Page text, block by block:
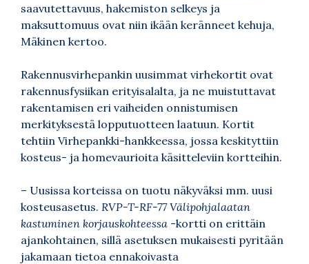
saavutettavuus, hakemiston selkeys ja
maksuttomuus ovat niin ikään keränneet kehuja,
Mäkinen kertoo.
Rakennusvirhepankin uusimmat virhekortit ovat
rakennusfysiikan erityisalalta, ja ne muistuttavat
rakentamisen eri vaiheiden onnistumisen
merkityksestä lopputuotteen laatuun. Kortit
tehtiin Virhepankki-hankkeessa, jossa keskityttiin
kosteus- ja homevaurioita käsitteleviin kortteihin.
– Uusissa korteissa on tuotu näkyväksi mm. uusi
kosteusasetus. RVP-T-RF-77 Välipohjalaatan
kastuminen korjauskohteessa -kortti on erittäin
ajankohtainen, sillä asetuksen mukaisesti pyritään
jakamaan tietoa ennakoivasta